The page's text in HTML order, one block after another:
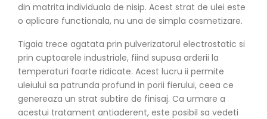
din matrita individuala de nisip. Acest strat de ulei este
o aplicare functionala, nu una de simpla cosmetizare.
Tigaia trece agatata prin pulverizatorul electrostatic si
prin cuptoarele industriale, fiind supusa arderii la
temperaturi foarte ridicate. Acest lucru ii permite
uleiului sa patrunda profund in porii fierului, ceea ce
genereaza un strat subtire de finisaj. Ca urmare a
acestui tratament antiaderent, este posibil sa vedeti